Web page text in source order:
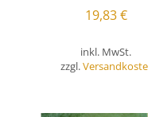
19,83€
inkl. MwSt.
zzgl.